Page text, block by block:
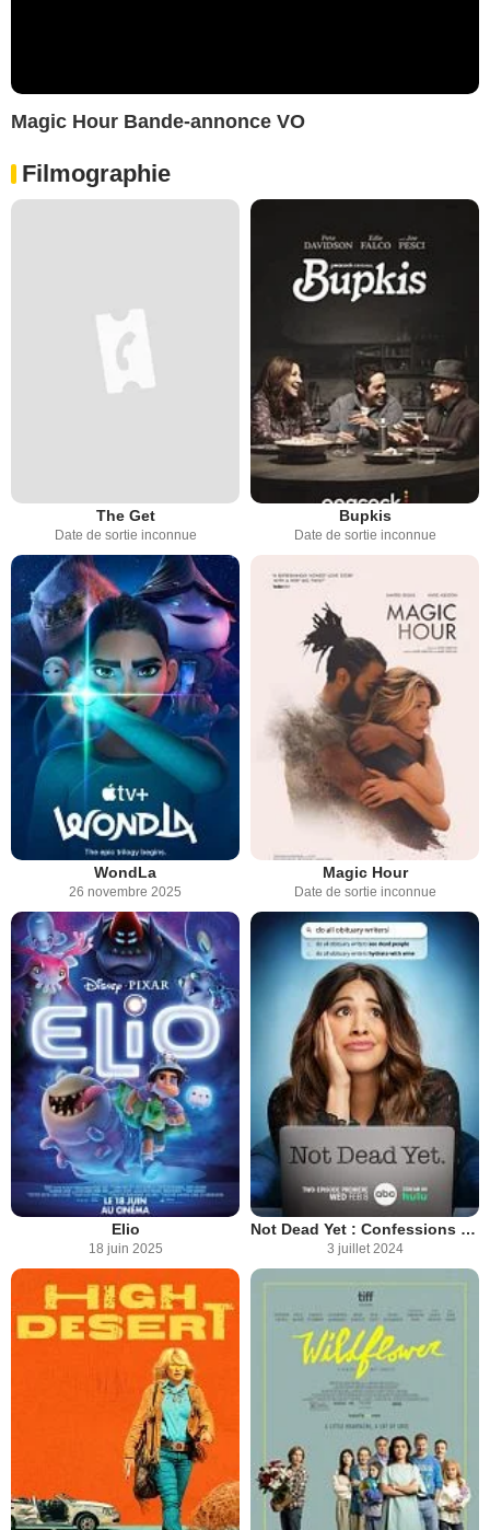
Magic Hour Bande-annonce VO
Filmographie
The Get
Date de sortie inconnue
Bupkis
Date de sortie inconnue
WondLa
26 novembre 2025
Magic Hour
Date de sortie inconnue
Elio
18 juin 2025
Not Dead Yet : Confessions d’une quadra à la ramasse
3 juillet 2024